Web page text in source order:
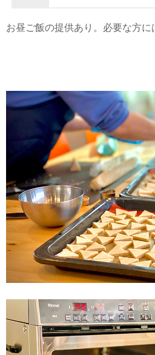
お昼ご飯の提供あり。必要な方に